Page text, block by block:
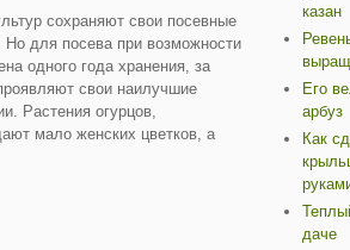
сохраняют свои посевные
Но для посева при возможности
одного года хранения, за
свои наилучшие
Растения огурцов,
мало женских цветков, а
казан
Его
арбуз
Как
даче